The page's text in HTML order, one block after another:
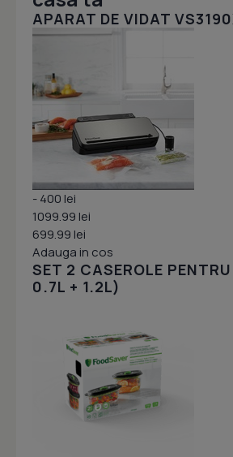
APARAT DE VIDAT
- 400 lei
1099.99 lei
699.99 lei
Adauga in cos
SET 2 CASEROLE
0.7L + 1.2L)